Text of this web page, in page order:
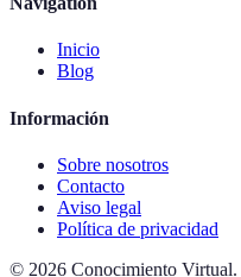
Inicio
Blog
Información
Sobre nosotros
Contacto
Aviso legal
Política de privacidad
© 2026 Conocimiento Virtual.